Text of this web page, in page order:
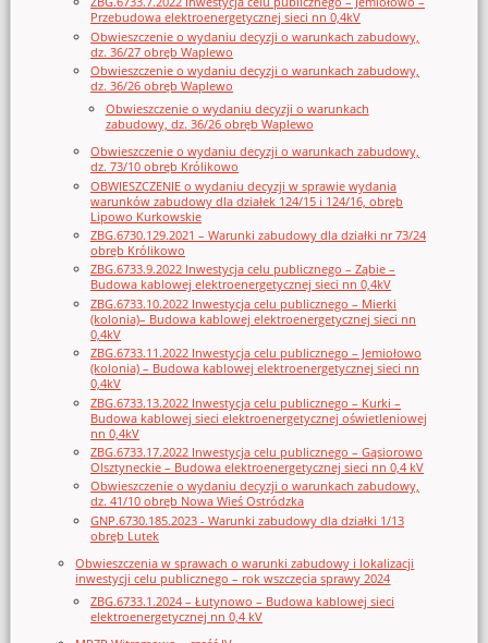
Przebudowa elektroenergetycznej sieci nn 0,4kV
Obwieszczenie o wydaniu decyzji o warunkach zabudowy,
dz. 36/27 obręb Waplewo
Obwieszczenie o wydaniu decyzji o warunkach zabudowy,
dz. 36/26 obręb Waplewo
Obwieszczenie o wydaniu decyzji o warunkach
zabudowy, dz. 36/26 obręb Waplewo
Obwieszczenie o wydaniu decyzji o warunkach zabudowy,
dz. 73/10 obręb Królikowo
OBWIESZCZENIE o wydaniu decyzji w sprawie wydania
warunków zabudowy dla działek 124/15 i 124/16, obręb
Lipowo Kurkowskie
ZBG.6730.129.2021 – Warunki zabudowy dla działki nr 73/24
obręb Królikowo
ZBG.6733.9.2022 Inwestycja celu publicznego – Ząbie –
Budowa kablowej elektroenergetycznej sieci nn 0,4kV
ZBG.6733.10.2022 Inwestycja celu publicznego – Mierki
(kolonia)– Budowa kablowej elektroenergetycznej sieci nn
0,4kV
ZBG.6733.11.2022 Inwestycja celu publicznego – Jemiołowo
(kolonia) – Budowa kablowej elektroenergetycznej sieci nn
0,4kV
ZBG.6733.13.2022 Inwestycja celu publicznego – Kurki –
Budowa kablowej sieci elektroenergetycznej oświetleniowej
nn 0,4kV
ZBG.6733.17.2022 Inwestycja celu publicznego – Gąsiorowo
Olsztyneckie – Budowa elektroenergetycznej sieci nn 0,4 kV
Obwieszczenie o wydaniu decyzji o warunkach zabudowy,
dz. 41/10 obręb Nowa Wieś Ostródzka
GNP.6730.185.2023 - Warunki zabudowy dla działki 1/13
obręb Lutek
Obwieszczenia w sprawach o warunki zabudowy i lokalizacji
inwestycji celu publicznego – rok wszczęcia sprawy 2024
ZBG.6733.1.2024 – Łutynowo – Budowa kablowej sieci
elektroenergetycznej nn 0,4 kV